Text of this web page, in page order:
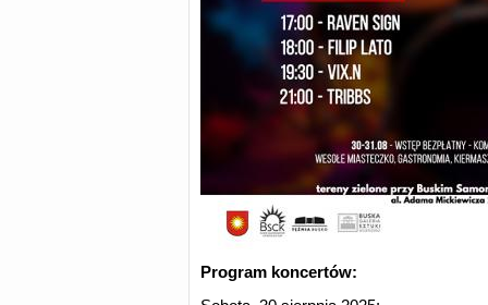
Program koncertów: